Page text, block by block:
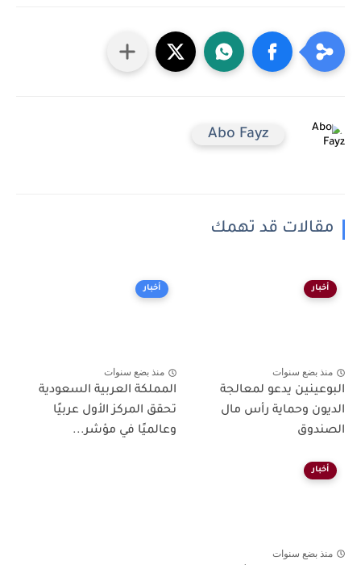
Abo Fayz
مقالات قد تهمك
أخبار
منذ بضع سنوات
البوعينين يدعو لمعالجة
الديون وحماية رأس مال
الصندوق
أخبار
منذ بضع سنوات
المملكة العربية السعودية
تحقق المركز الأول عربيًا
وعالميًا في مؤشر...
أخبار
منذ بضع سنوات